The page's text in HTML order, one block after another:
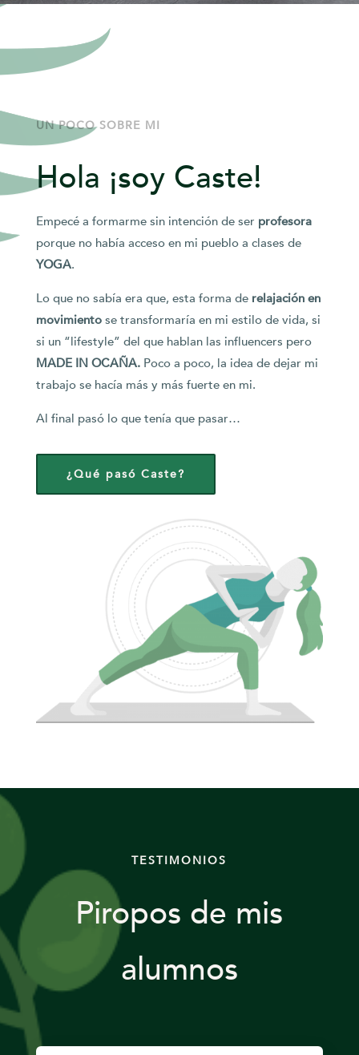
UN POCO SOBRE MI
Hola ¡soy Caste!
Empecé a formarme sin intención de ser profesora
porque no había acceso en mi pueblo a clases de
YOGA.
Lo que no sabía era que, esta forma de relajación en
movimientose transformaría en mi estilo de vida, si
si un “lifestyle” del que hablan las influencers pero
MADE IN OCAÑA.Poco a poco, la idea de dejar mi
trabajo se hacía más y más fuerte en mi.
Al final pasó lo que tenía que pasar…
¿Qué pasó Caste?
TESTIMONIOS
Piropos de mis
alumnos